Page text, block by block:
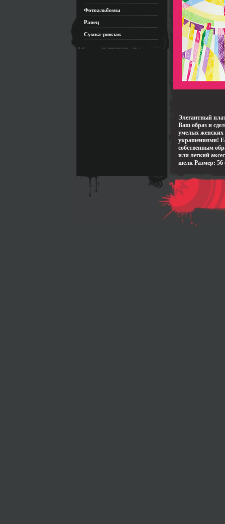
Фотоальбомы
Ранец
Сумка-рюкзак
Элегантный
Ваш образ и
умелых
украшениями!
собственным
или легкий
шелк Размер: 56